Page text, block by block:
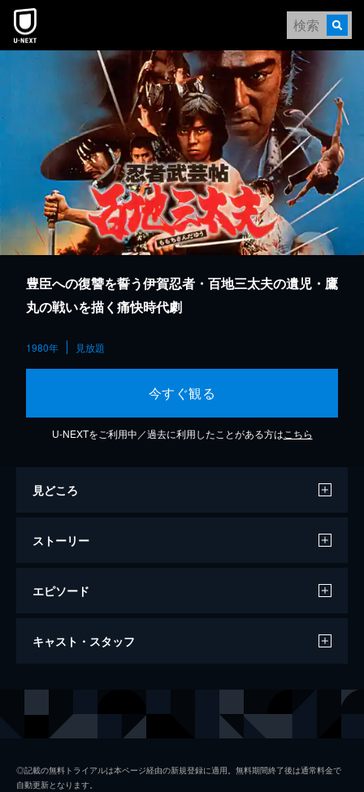
本文へスキップ
豊臣への復讐を誓う伊賀忍者・百地三太夫の遺児・鷹
丸の戦いを描く痛快時代劇
1980年 見放題
今すぐ観る
U-NEXTをご利用中／過去に利用したことがある方は こちら
見どころ
ストーリー
エピソード
忍者武芸帖 百地三太夫
キャスト・スタッフ
◎記載の無料トライアルは本ページ経由の新規登録に適用。無料期間終了後は通常料金で
自動更新となります。